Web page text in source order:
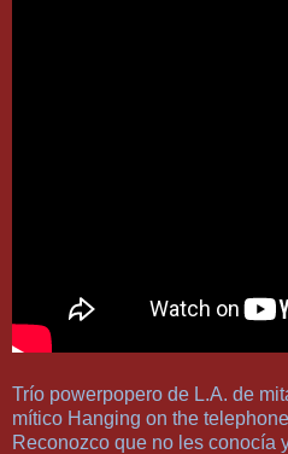
Trío powerpopero de L.A. de
mítico Hanging on the
Reconozco que no les conocía